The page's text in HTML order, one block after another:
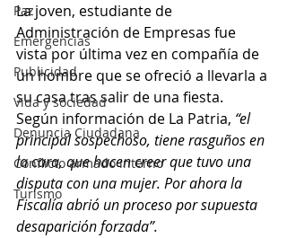
Paz
Emergencias
Publicidad
Vida y sociedad
Denuncia Ciudadana
Conflicto armado interno
Turismo
La joven, estudiante de
Administración de Empresas fue
vista por última vez en compañía de
un hombre que se ofreció a llevarla a
su casa tras salir de una fiesta.
Según información de La Patria, “el
principal sospechoso, tiene rasguños en
la cara, que hacen creer que tuvo una
disputa con una mujer. Por ahora la
Fiscalía abrió un proceso por supuesta
desaparición forzada”.